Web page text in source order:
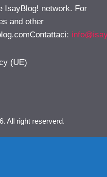
IsayBlog! network. For
and other
:
(UE)
All right reserverd.